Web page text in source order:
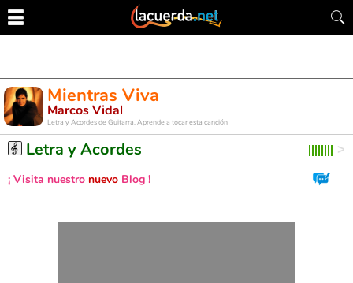
Mientras Viva
Marcos Vidal
Letra y Acordes de Guitarra. Aprende a tocar esta canción
Letra y Acordes
¡ Visita nuestro nuevo Blog !